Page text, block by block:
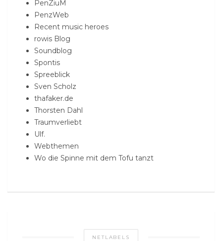
PenZiuM
PenzWeb
Recent music heroes
rowis Blog
Soundblog
Spontis
Spreeblick
Sven Scholz
thafaker.de
Thorsten Dahl
Traumverliebt
Ulf.
Webthemen
Wo die Spinne mit dem Tofu tanzt
NETLABELS